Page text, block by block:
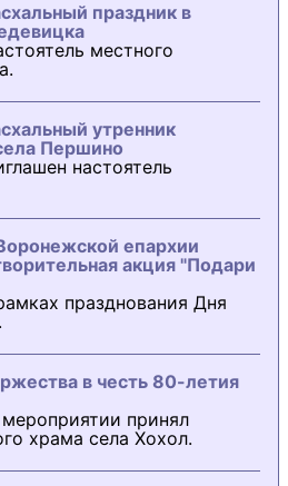
праздник в
местного
утренник
Першино
настоятель
епархии
акция "Подари
празднования Дня
в честь 80-летия
принял
храма села Хохол.